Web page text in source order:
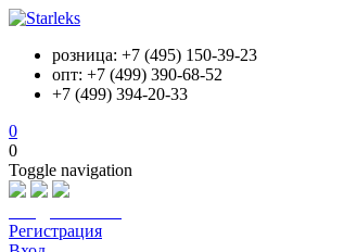
розница: +7 (495) 150-39-23
опт: +7 (499) 390-68-52
+7 (499) 394-20-33
0
0
Toggle navigation
Регистрация